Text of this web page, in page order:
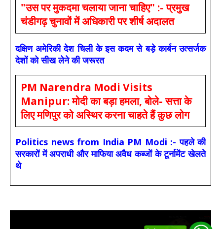
"उस पर मुकदमा चलाया जाना चाहिए" :- प्रमुख
चंडीगढ़ चुनावों में अधिकारी पर शीर्ष अदालत
दक्षिण अमेरिकी देश चिली के इस कदम से बड़े कार्बन उत्सर्जक
देशों को सीख लेने की जरूरत
PM Narendra Modi Visits
Manipur: मोदी का बड़ा हमला, बोले- सत्ता के
लिए मणिपुर को अस्थिर करना चाहते हैं कुछ लोग
Politics news from India PM Modi :- पहले की
सरकारों में अपराधी और माफिया अवैध कब्जों के टूर्नामेंट खेलते
थे